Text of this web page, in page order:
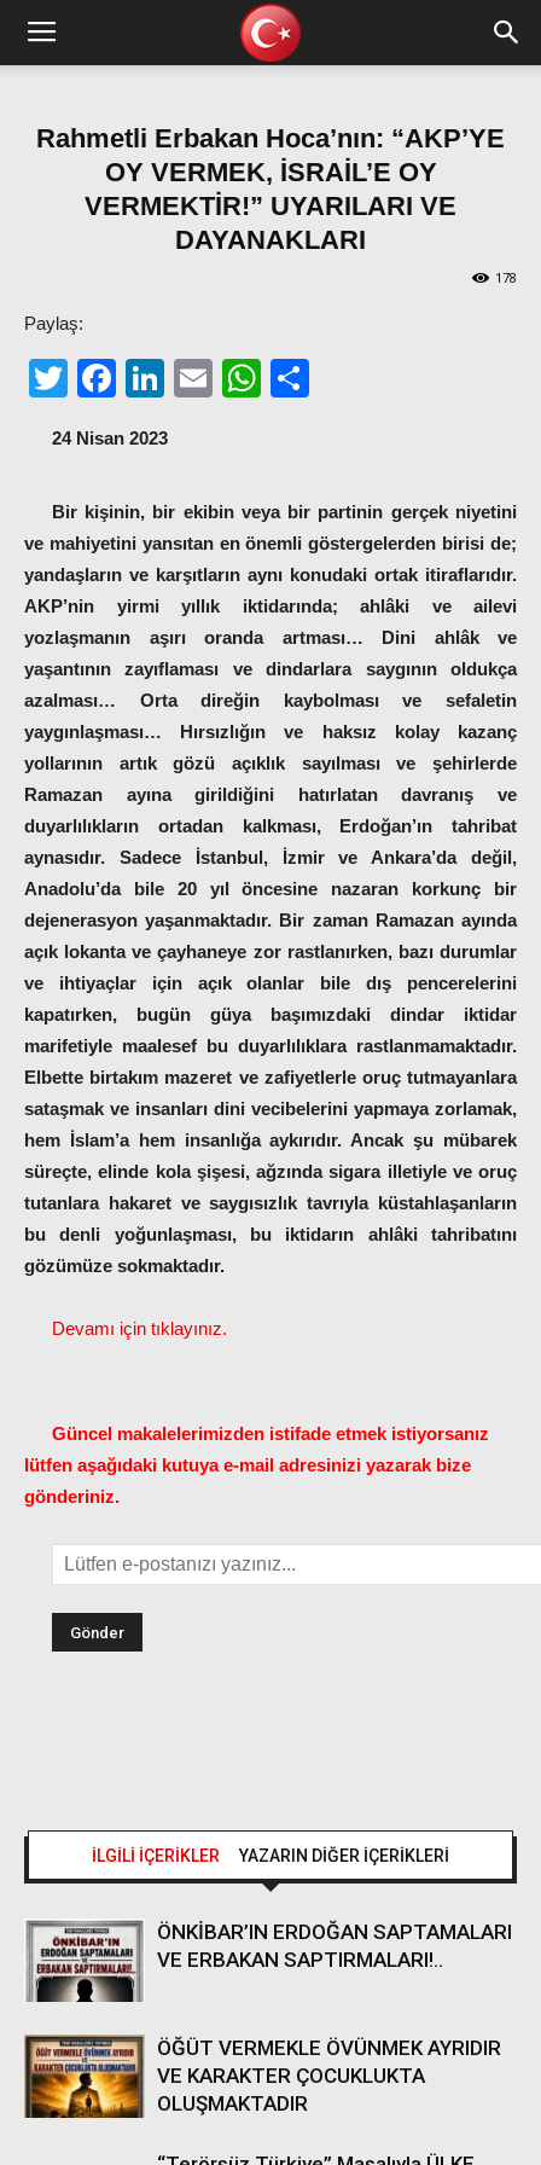
Rahmetli Erbakan Hoca’nın: “AKP’YE
OY VERMEK, İSRAİL’E OY
VERMEKTİR!” UYARILARI VE
DAYANAKLARI
178
Paylaş:
TwitterFacebook
LinkedIn
EmailWhatsApp
24 Nisan 2023
Bir kişinin, bir ekibin veya bir partinin gerçek niyetini
ve mahiyetini yansıtan en önemli göstergelerden birisi de;
yandaşların ve karşıtların aynı konudaki ortak itiraflarıdır.
AKP’nin yirmi yıllık iktidarında; ahlâki ve ailevi
yozlaşmanın aşırı oranda artması… Dini ahlâk ve
yaşantının zayıflaması ve dindarlara saygının oldukça
azalması… Orta direğin kaybolması ve sefaletin
yaygınlaşması… Hırsızlığın ve haksız kolay kazanç
yollarının artık gözü açıklık sayılması ve şehirlerde
Ramazan ayına girildiğini hatırlatan davranış ve
duyarlılıkların ortadan kalkması, Erdoğan’ın tahribat
aynasıdır. Sadece İstanbul, İzmir ve Ankara’da değil,
Anadolu’da bile 20 yıl öncesine nazaran korkunç bir
dejenerasyon yaşanmaktadır. Bir zaman Ramazan ayında
açık lokanta ve çayhaneye zor rastlanırken, bazı durumlar
ve ihtiyaçlar için açık olanlar bile dış pencerelerini
kapatırken, bugün güya başımızdaki dindar iktidar
marifetiyle maalesef bu duyarlılıklara rastlanmamaktadır.
Elbette birtakım mazeret ve zafiyetlerle oruç tutmayanlara
sataşmak ve insanları dini vecibelerini yapmaya zorlamak,
hem İslam’a hem insanlığa aykırıdır. Ancak şu mübarek
süreçte, elinde kola şişesi, ağzında sigara illetiyle ve oruç
tutanlara hakaret ve saygısızlık tavrıyla küstahlaşanların
bu denli yoğunlaşması, bu iktidarın ahlâki tahribatını
gözümüze sokmaktadır.
Devamı için tıklayınız.
Güncel makalelerimizden istifade etmek istiyorsanız
lütfen aşağıdaki kutuya e-mail adresinizi yazarak bize
gönderiniz.
İLGİLİ İÇERİKLER YAZARIN DİĞER İÇERİKLERİ
ÖNKİBAR’IN ERDOĞAN SAPTAMALARI
VE ERBAKAN SAPTIRMALARI!..
ÖĞÜT VERMEKLE ÖVÜNMEK AYRIDIR
VE KARAKTER ÇOCUKLUKTA
OLUŞMAKTADIR